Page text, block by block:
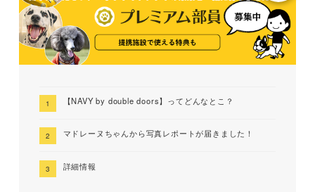
【NAVY by double doors】ってどんなとこ？
マドレーヌちゃんから写真レポートが届きました！
詳細情報